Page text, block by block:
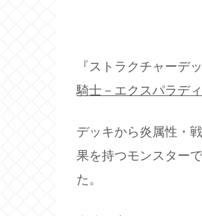
『ストラクチャーデ
騎士－エクスパラディ
デッキから炎属性・
果を持つモンスター
た。